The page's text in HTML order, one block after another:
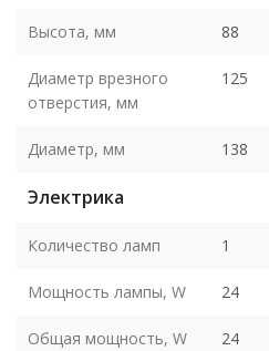
Высота, мм 88
Диаметр врезного
отверстия, мм
125
Диаметр, мм 138
Электрика
Количество ламп 1
Мощность лампы, W 24
Общая мощность, W 24